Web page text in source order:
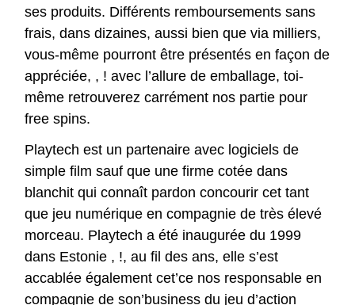
ses produits. Différents remboursements sans
frais, dans dizaines, aussi bien que via milliers,
vous-même pourront être présentés en façon de
appréciée, , ! avec l’allure de emballage, toi-
même retrouverez carrément nos partie pour
free spins.
Playtech est un partenaire avec logiciels de
simple film sauf que une firme cotée dans
blanchit qui connaît pardon concourir cet tant
que jeu numérique en compagnie de très élevé
morceau. Playtech a été inaugurée du 1999
dans Estonie , !, au fil des ans, elle s’est
accablée également cet’ce nos responsable en
compagnie de son’business du jeu d’action